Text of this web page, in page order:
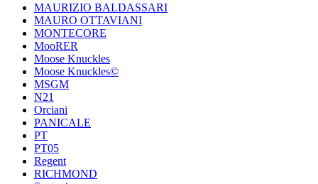
MAURIZIO BALDASSARI
MAURO OTTAVIANI
MONTECORE
MooRER
Moose Knuckles
Moose Knuckles©️
MSGM
N21
Orciani
PANICALE
PT
PT05
Regent
RICHMOND